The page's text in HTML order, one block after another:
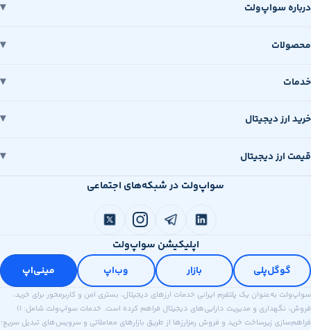
سواپ‌ولت
دیجیتال
دیجیتال
سواپ‌ولت در شبکه‌های اجتماعی
اپلیکیشن سواپ‌ولت
مینی‌اپ
به‌عنوان یک پلتفرم ایرانی خدمات ارزهای دیجیتال، بستری امن و کاربرمحور برای خرید،
فروش، نگهداری و مدیریت دارایی‌های دیجیتال فراهم کرده است. خدمات سواپ‌ولت شامل: ۱)
زیرساخت خرید و فروش رمزارزها از طریق بازارهای معاملاتی و سرویس‌های تبدیل سریع؛